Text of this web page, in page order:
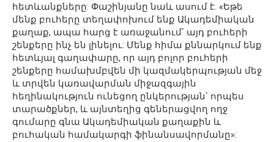
հետևանքները: Փաշինյանը նաև ասում է. «Եթե
մենք բուհերը տեղափոխում ենք Ակադեմիական
քաղաք, ապա հարց է առաջանում՝ այդ բուհերի
շենքերը ինչ են լինելու: Մենք հիմա քննարկում ենք
հետևյալ գաղափարը, որ այդ բոլոր բուհերի
շենքերը համախմբվեն մի կազմակերպության մեջ
և տրվեն կառավարման միջազգային
հեղինակություն ունեցող ընկերության՝ որպես
տարածքներ, և այնտեղից գեներացվող ողջ
գումարը գնա Ակադեմիական քաղաքին և
բուհական համակարգի ֆինանսավորմանը»: